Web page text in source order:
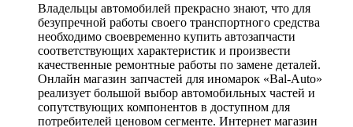
Владельцы автомобилей прекрасно знают, что для
безупречной работы своего транспортного средства
необходимо своевременно купить автозапчасти
соответствующих характеристик и произвести
качественные ремонтные работы по замене деталей.
Онлайн магазин запчастей для иномарок «Bal-Auto»
реализует большой выбор автомобильных частей и
сопутствующих компонентов в доступном для
потребителей ценовом сегменте. Интернет магазин